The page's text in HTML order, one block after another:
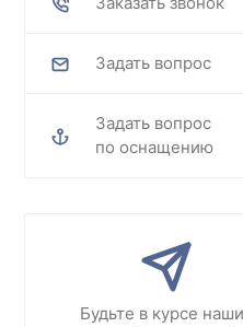
Задать вопрос
Задать вопрос
по оснащению
Будьте в курсе